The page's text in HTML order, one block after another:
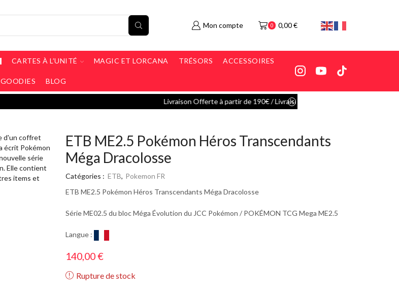
Mon compte 0 0,00€
CARTES À L’UNITÉ MAGIC ET LORCANA TRÉSORS ACCESSOIRES
GOODIES BLOG
Livraison Offerte à partir de 190€ / Livraison 5€ en Mondial Relay Go shop
ETB ME2.5 Pokémon Héros Transcendants
Méga Dracolosse
Catégories : ETB, Pokemon FR
ETB ME2.5 Pokémon Héros Transcendants Méga Dracolosse
Série ME02.5 du bloc Méga Évolution du JCC Pokémon / POKÉMON TCG Mega ME2.5
Langue :
140,00€
Rupture de stock